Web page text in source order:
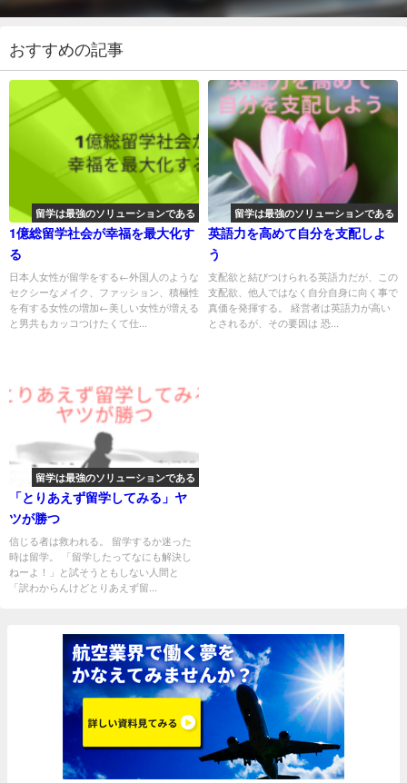
おすすめの記事
留学は最強のソリューションである
1億総留学社会が幸福を最大化す
る
日本人女性が留学をする←外国人のような
セクシーなメイク、ファッション、積極性
を有する女性の増加←美しい女性が増える
と男共もカッコつけたくて仕...
留学は最強のソリューションである
英語力を高めて自分を支配しよ
う
支配欲と結びつけられる英語力だが、この
支配欲、他人ではなく自分自身に向く事で
真価を発揮する。 経営者は英語力が高い
とされるが、その要因は 恐...
留学は最強のソリューションである
「とりあえず留学してみる」ヤ
ツが勝つ
信じる者は救われる。 留学するか迷った
時は留学。 「留学したってなにも解決し
ねーよ！」と試そうともしない人間と
「訳わからんけどとりあえず留...